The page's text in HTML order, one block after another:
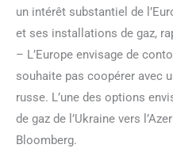
un intérêt substantiel de
et ses installations de gaz,
– L’Europe envisage de
souhaite pas coopérer avec
russe. L’une des options
de gaz de l’Ukraine vers
Bloomberg.